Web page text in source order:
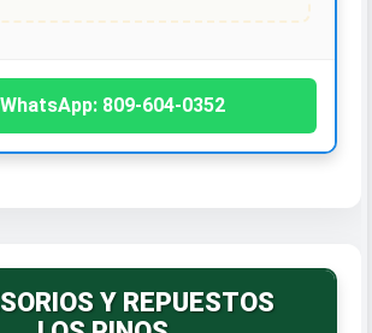
809-604-0352
Y REPUESTOS